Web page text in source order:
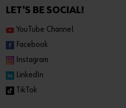
LET'S BE SOCIAL!
YouTube Channel
Facebook
Instagram
LinkedIn
TikTok